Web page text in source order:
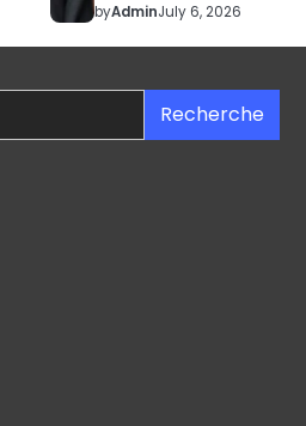
byAdminJuly 6, 2026
Recherche